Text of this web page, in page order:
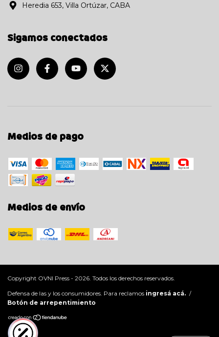
Heredia 653, Villa Ortúzar, CABA
Sigamos conectados
Medios de pago
Medios de envío
Copyright OVNI Press - 2026. Todos los derechos reservados.
Defensa de las y los consumidores. Para reclamos ingresá acá. /
Botón de arrepentimiento